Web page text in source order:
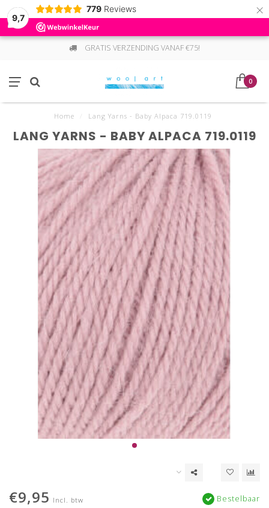
9,7
779 Reviews ×
GRATIS VERZENDING VANAF €75!
0
Home Lang Yarns - Baby Alpaca 719.0119
LANG YARNS - BABY ALPACA 719.0119
€9,95 Incl. btw Bestelbaar